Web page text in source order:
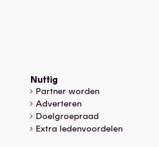
Nuttig
Partner worden
Adverteren
Doelgroepraad
Extra ledenvoordelen